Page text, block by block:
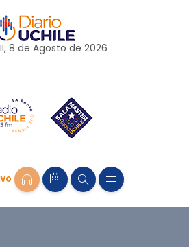
8 de Agosto de 2026